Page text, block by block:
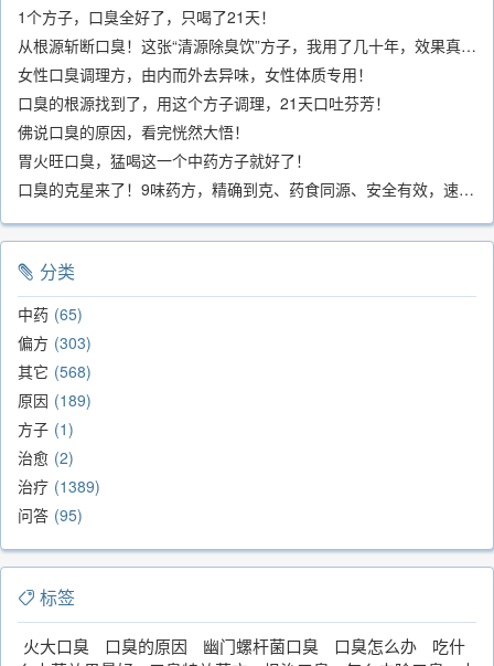
1个方子，口臭全好了，只喝了21天！
从根源斩断口臭！这张“清源除臭饮”方子，我用了几十年，效果真不错
女性口臭调理方，由内而外去异味，女性体质专用！
口臭的根源找到了，用这个方子调理，21天口吐芬芳！
佛说口臭的原因，看完恍然大悟！
胃火旺口臭，猛喝这一个中药方子就好了！
口臭的克星来了！9味药方，精确到克、药食同源、安全有效，速看！
分类
中药 65
偏方 303
其它 568
原因 189
方子 1
治愈 2
治疗 1389
问答 95
标签
火大口臭 口臭的原因 幽门螺杆菌口臭 口臭怎么办
吃什